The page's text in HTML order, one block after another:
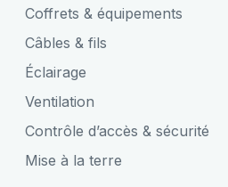
Coffrets & équipements
Câbles & fils
Éclairage
Ventilation
Contrôle d’accès & sécurité
Mise à la terre